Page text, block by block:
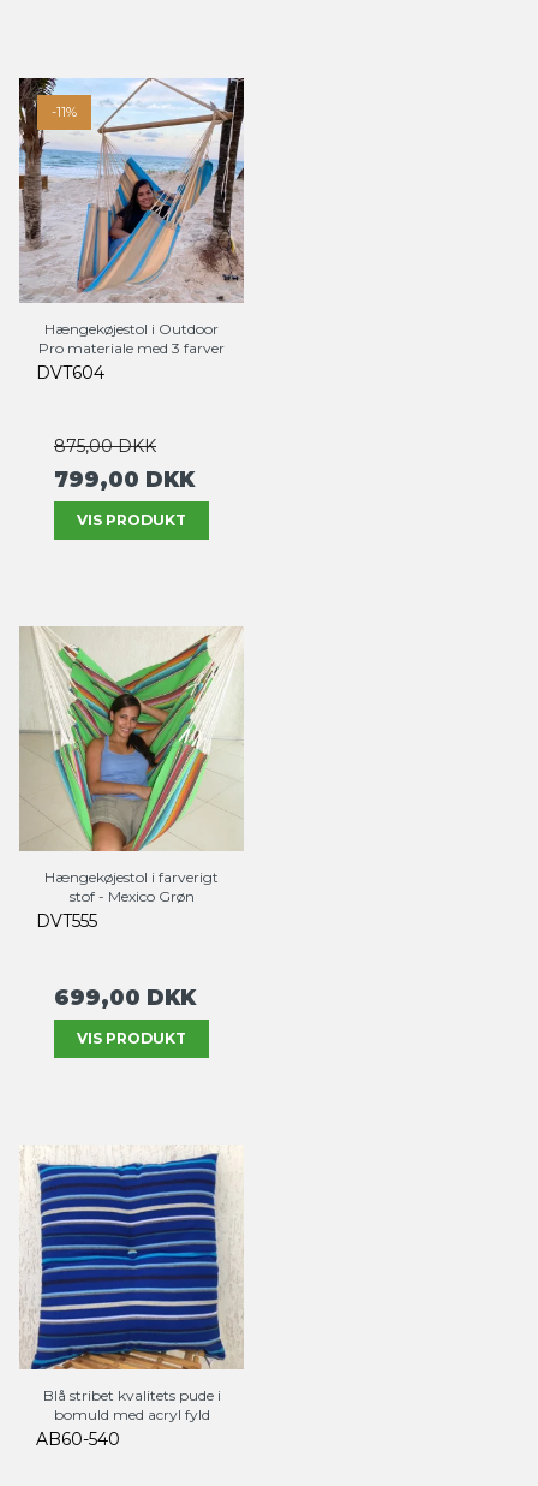
-11%
Hængekøjestol i Outdoor
Pro materiale med 3 farver
DVT604
875,00 DKK
799,00 DKK
VIS PRODUKT
Hængekøjestol i farverigt
stof - Mexico Grøn
DVT555
699,00 DKK
VIS PRODUKT
Blå stribet kvalitets pude i
bomuld med acryl fyld
AB60-540